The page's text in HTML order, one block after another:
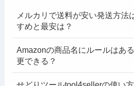
メルカリで送料が安い発送方法
すめと最安は？
Amazonの商品名にルールはあ
更できる？